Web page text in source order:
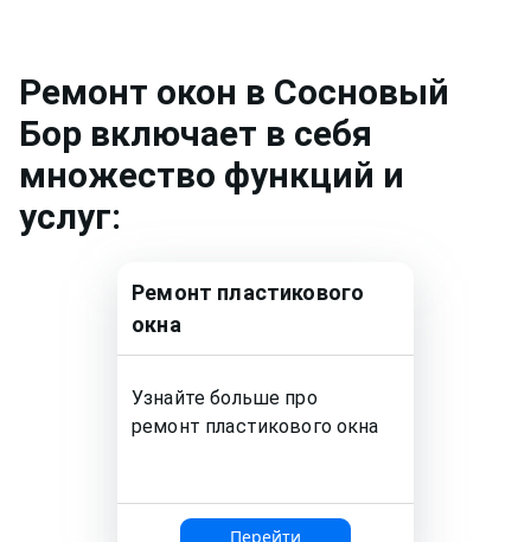
Ремонт окон в Сосновый
Бор включает в себя
множество функций и
услуг:
Ремонт пластикового
окна
Узнайте больше про
ремонт пластикового окна
Перейти